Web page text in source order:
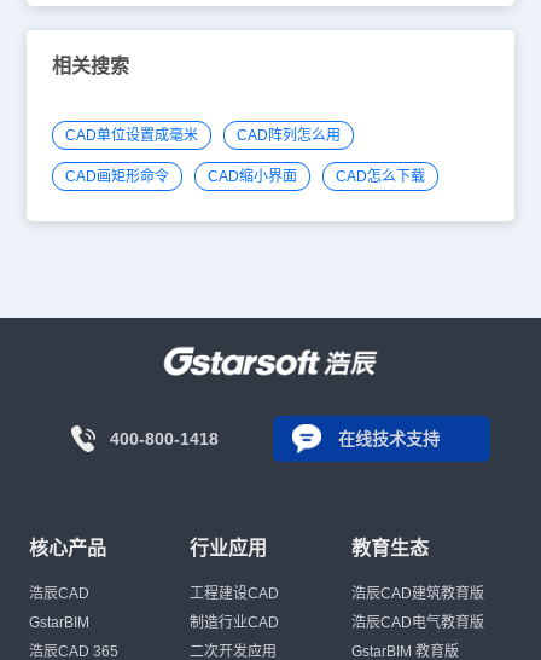
相关搜索
CAD单位设置成毫米 CAD阵列怎么用
CAD画矩形命令 CAD缩小界面 CAD怎么下载
400-800-1418 在线技术支持
核心产品
浩辰CAD
GstarBIM
浩辰CAD 365
行业应用
工程建设CAD
制造行业CAD
二次开发应用
教育生态
浩辰CAD建筑教育版
浩辰CAD电气教育版
GstarBIM 教育版